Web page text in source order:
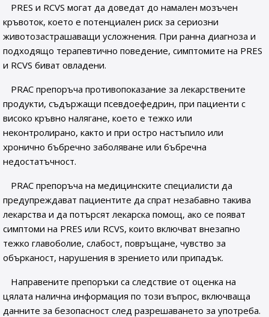
PRES и RCVS могат да доведат до намален мозъчен
кръвоток, което е потенциален риск за сериозни
животозастрашаващи усложнения. При ранна диагноза и
подходящо терапевтично поведение, симптомите на PRES
и RCVS биват овладени.
PRAC препоръча противопоказание за лекарствените
продукти, съдържащи псевдоефедрин, при пациенти с
високо кръвно налягане, което е тежко или
неконтролирано, както и при остро настъпило или
хронично бъбречно заболяване или бъбречна
недостатъчност.
PRAC препоръча на медицинските специалисти да
предупреждават пациентите да спрат незабавно такива
лекарства и да потърсят лекарска помощ, ако се появат
симптоми на PRES или RCVS, които включват внезапно
тежко главоболие, слабост, повръщане, чувство за
обърканост, нарушения в зрението или припадък.
Направените препоръки са следствие от оценка на
цялата налична информация по този въпрос, включваща
данните за безопасност след разрешаването за употреба.